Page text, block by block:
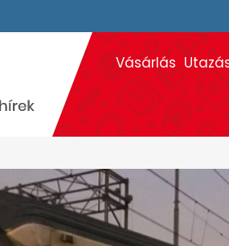
Vásárlás